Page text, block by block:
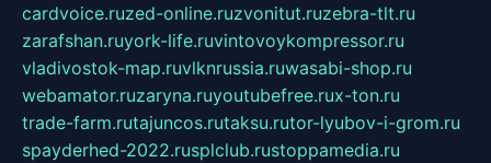
cardvoice.ruzed-online.ruzvonitut.ruzebra-tlt.ru
zarafshan.ruyork-life.ruvintovoykompressor.ru
vladivostok-map.ruvlknrussia.ruwasabi-shop.ru
webamator.ruzaryna.ruyoutubefree.rux-ton.ru
trade-farm.rutajuncos.rutaksu.rutor-lyubov-i-grom.ru
spayderhed-2022.rusplclub.rustoppamedia.ru